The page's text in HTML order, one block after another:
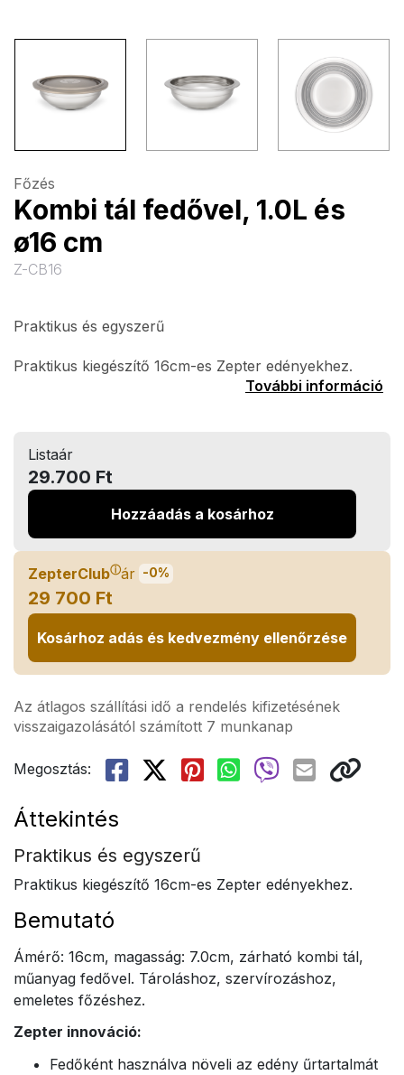
Főzés
Kombi tál fedővel, 1.0L és
ø16 cm
Z-CB16
Praktikus és egyszerű
Praktikus kiegészítő 16cm-es Zepter edényekhez.
További információ
Listaár
29.700 Ft
Hozzáadás a kosárhoz
ZepterClubⓘár -0%
29 700 Ft
Kosárhoz adás és kedvezmény ellenőrzése
Az átlagos szállítási idő a rendelés kifizetésének
visszaigazolásától számított 7 munkanap
Megosztás:
Áttekintés
Praktikus és egyszerű
Praktikus kiegészítő 16cm-es Zepter edényekhez.
Bemutató
Ámérő: 16cm, magasság: 7.0cm, zárható kombi tál,
műanyag fedővel. Tároláshoz, szervírozáshoz,
emeletes főzéshez.
Zepter innováció:
Fedőként használva növeli az edény űrtartalmát